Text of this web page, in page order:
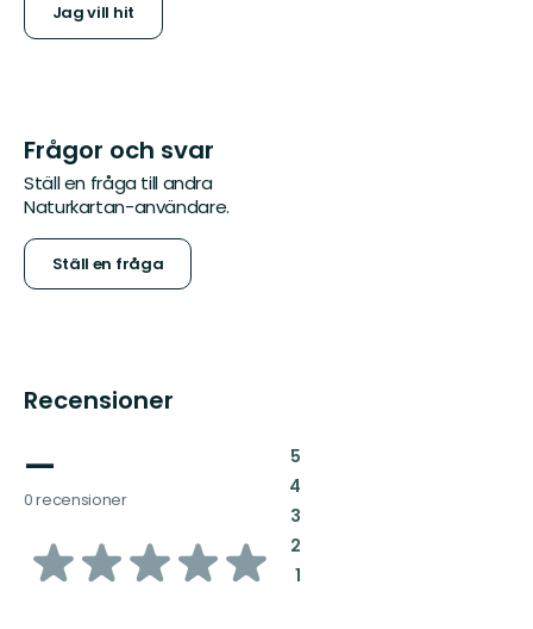
Jag vill hit
Frågor och svar
Ställ en fråga till andra
Naturkartan-användare.
Ställ en fråga
Recensioner
—
0 recensioner
av
5:
4:
3:
2:
1: